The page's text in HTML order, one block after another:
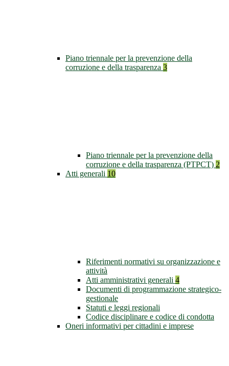
Piano triennale per la prevenzione della
corruzione e della trasparenza 3
Piano triennale per la prevenzione della
corruzione e della trasparenza (PTPCT) 2
Atti generali 10
Riferimenti normativi su organizzazione e
attività
Atti amministrativi generali 4
Documenti di programmazione strategico-
gestionale
Statuti e leggi regionali
Codice disciplinare e codice di condotta
Oneri informativi per cittadini e imprese